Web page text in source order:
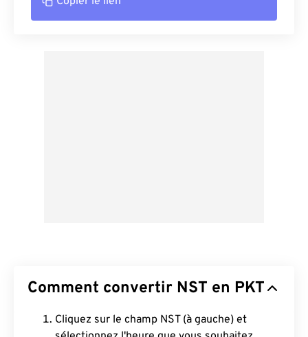
Comment convertir NST en PKT
Cliquez sur le champ NST (à gauche) et